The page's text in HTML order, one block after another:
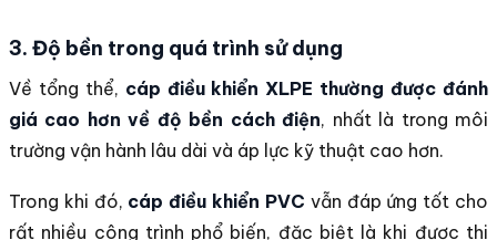
3. Độ bền trong quá trình sử dụng
Về tổng thể, cáp điều khiển XLPE thường được đánh
giá cao hơn về độ bền cách điện, nhất là trong môi
trường vận hành lâu dài và áp lực kỹ thuật cao hơn.
Trong khi đó, cáp điều khiển PVC vẫn đáp ứng tốt cho
rất nhiều công trình phổ biến, đặc biệt là khi được thi